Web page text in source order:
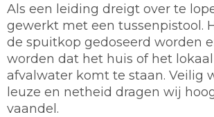
Als een leiding dreigt over te
gewerkt met een tussenpistool.
de spuitkop gedoseerd worden
worden dat het huis of het
afvalwater komt te staan. Veilig
leuze en netheid dragen wij
vaandel.